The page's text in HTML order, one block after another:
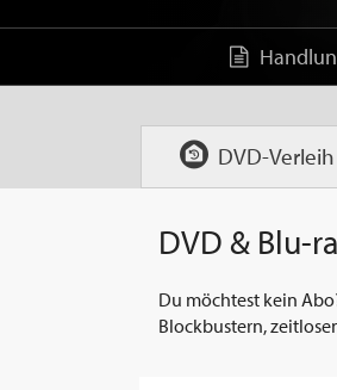
DVD-
DVD & Blu-
Du möchtest kein
Blockbustern,